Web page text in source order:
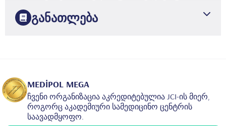
განათლება
სტამბოლის ჰაიდარფაშას ნუმუნეს სასწავლო და
კვლევითი ჰოსპიტალი
შინაგანი მედიცინა
MEDİPOL MEGA
ჩვენი ორგანიზაცია აკრედიტებულია JCI-ის მიერ,
როგორც აკადემიური სამედიცინო ცენტრის
საავადმყოფო.